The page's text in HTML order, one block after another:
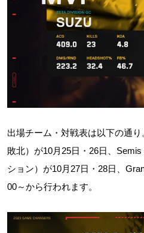
出場チーム・対戦表は以下の通
敗北）が10月25日・26日、
ション）が10月27日・28日、
00～から行われます。